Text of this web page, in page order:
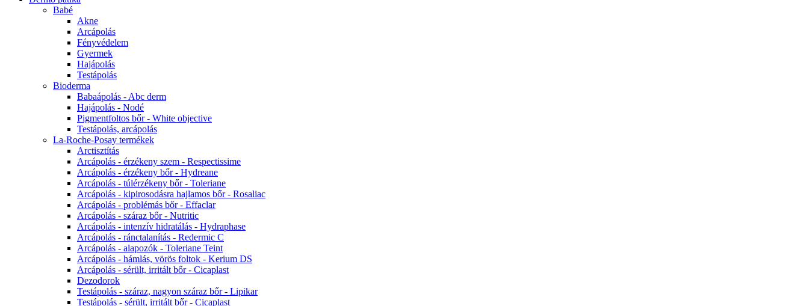
Babé
Akne
Arcápolás
Fényvédelem
Gyermek
Hajápolás
Testápolás
Bioderma
Babaápolás - Abc derm
Hajápolás - Nodé
Pigmentfoltos bőr - White objective
Testápolás, arcápolás
La-Roche-Posay termékek
Arctisztítás
Arcápolás - érzékeny szem - Respectissime
Arcápolás - érzékeny bőr - Hydreane
Arcápolás - túlérzékeny bőr - Toleriane
Arcápolás - kipirosodásra hajlamos bőr - Rosaliac
Arcápolás - problémás bőr - Effaclar
Arcápolás - száraz bőr - Nutritic
Arcápolás - intenzív hidratálás - Hydraphase
Arcápolás - ránctalanítás - Redermic C
Arcápolás - alapozók - Toleriane Teint
Arcápolás - hámlás, vörös foltok - Kerium DS
Arcápolás - sérült, irritált bőr - Cicaplast
Dezodorok
Testápolás - száraz, nagyon száraz bőr - Lipikar
Testápolás - sérült, irritált bőr - Cicaplast